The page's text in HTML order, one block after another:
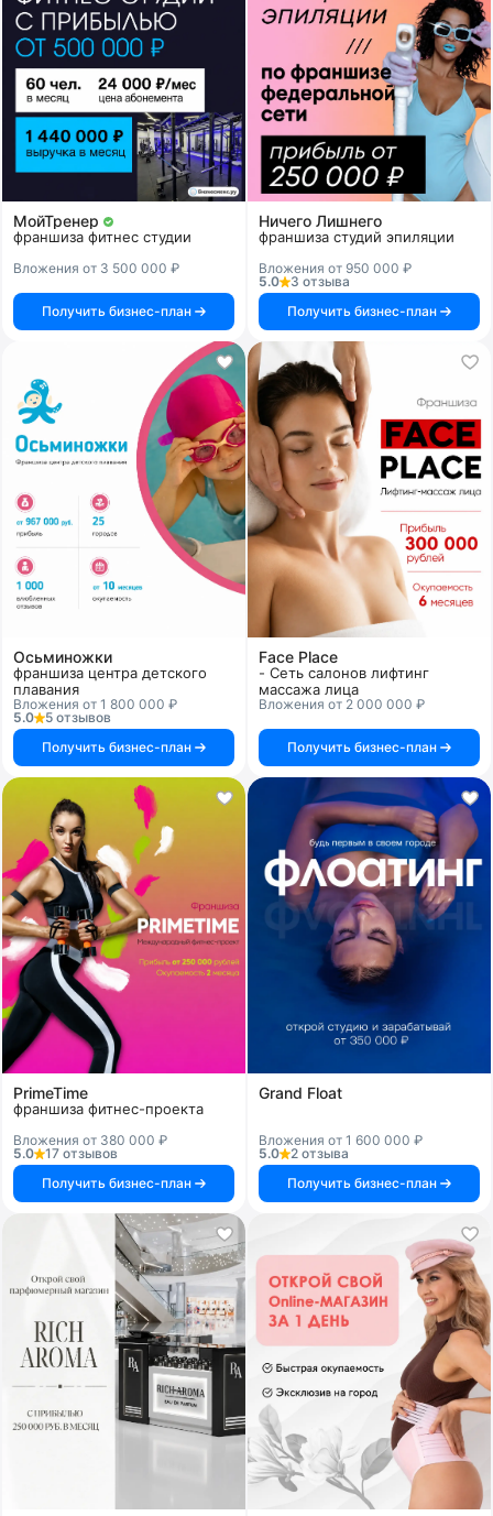
МойТренер
франшиза фитнес студии
Вложения от 3 500 000 ₽
Получить бизнес-план
Ничего Лишнего
франшиза студий эпиляции
Вложения от 950 000 ₽
5.0
3 отзыва
Получить бизнес-план
Осьминожки
франшиза центра детского
плавания
Вложения от 1 800 000 ₽
5.0
5 отзывов
Получить бизнес-план
Face Place
- Сеть салонов лифтинг
массажа лица
Вложения от 2 000 000 ₽
Получить бизнес-план
PrimeTime
франшиза фитнес-проекта
Вложения от 380 000 ₽
5.0
17 отзывов
Получить бизнес-план
Grand Float
Вложения от 1 600 000 ₽
5.0
2 отзыва
Получить бизнес-план